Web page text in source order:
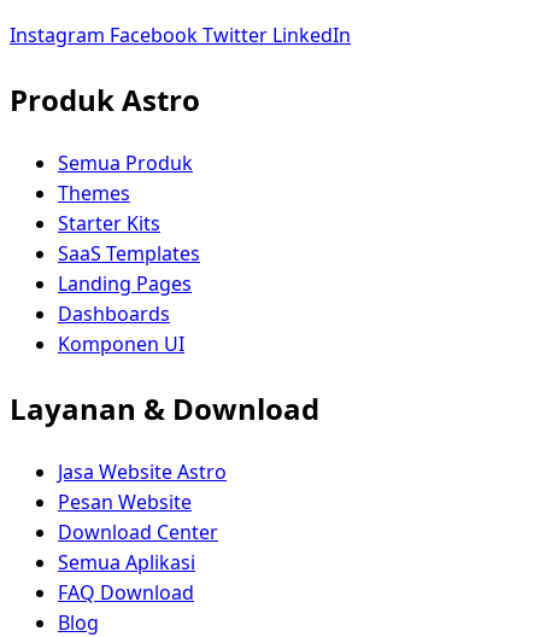
Instagram FacebookTwitter LinkedIn
Produk Astro
Semua Produk
Themes
Starter Kits
SaaS Templates
Landing Pages
Dashboards
Komponen UI
Layanan & Download
Jasa Website Astro
Pesan Website
Download Center
Semua Aplikasi
FAQ Download
Blog